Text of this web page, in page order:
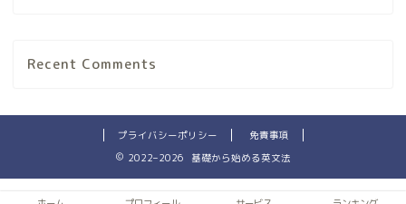
Recent Comments
プライバシーポリシー
免責事項
2022–2026 基礎から始める英文法